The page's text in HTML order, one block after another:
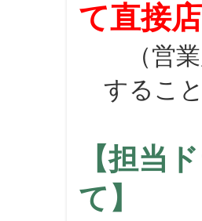
て直接
（営業
するこ
【担当
て】